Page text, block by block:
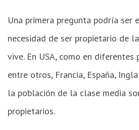
Una primera pregunta podría ser
necesidad de ser propietario de
vive. En USA, como en diferentes
entre otros, Francia, España,
la población de la clase media
propietarios.